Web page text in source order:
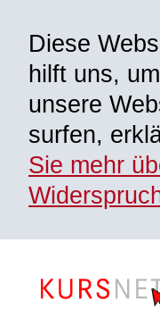
Diese
hilft uns,
unsere
surfen,
Sie mehr